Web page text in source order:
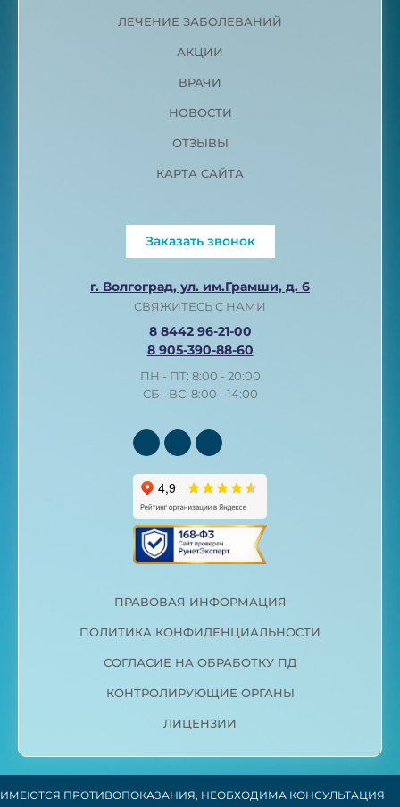
ЛЕЧЕНИЕ ЗАБОЛЕВАНИЙ
АКЦИИ
ВРАЧИ
НОВОСТИ
ОТЗЫВЫ
КАРТА САЙТА
ПРАВОВАЯ ИНФОРМАЦИЯ
ПОЛИТИКА КОНФИДЕНЦИАЛЬНОСТИ
СОГЛАСИЕ НА ОБРАБОТКУ ПД
КОНТРОЛИРУЮЩИЕ ОРГАНЫ
ЛИЦЕНЗИИ
Заказать звонок
г. Волгоград, ул. им.Грамши, д. 6
СВЯЖИТЕСЬ С НАМИ
8 8442 96-21-00
8 905-390-88-60
ПН - ПТ: 8:00 - 20:00
СБ - ВС: 8:00 - 14:00
ИМЕЮТСЯ ПРОТИВОПОКАЗАНИЯ, НЕОБХОДИМА КОНСУЛЬТАЦИЯ